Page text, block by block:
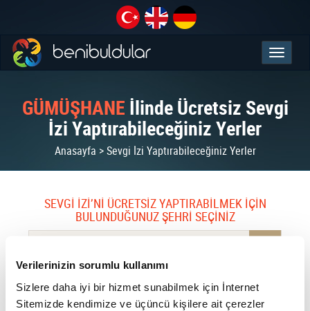
Verilerinizin sorumlu kullanımı
Sizlere daha iyi bir hizmet sunabilmek için İnternet
Sitemizde kendimize ve üçüncü kişilere ait çerezler
GÜMÜŞHANE İlinde Ücretsiz Sevgi
İzi Yaptırabileceğiniz Yerler
Anasayfa > Sevgi İzi Yaptırabileceğiniz Yerler
SEVGİ İZİ’Nİ ÜCRETSİZ YAPTIRABİLMEK İÇİN
BULUNDUĞUNUZ ŞEHRİ SEÇİNİZ